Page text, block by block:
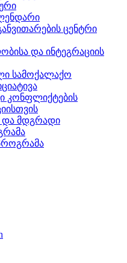
ცენტრი
და ინტეგრაციის
სამოქალაქო
კონფლიქტების
და მდგრადი